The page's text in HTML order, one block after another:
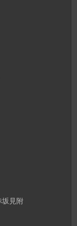
坂見附